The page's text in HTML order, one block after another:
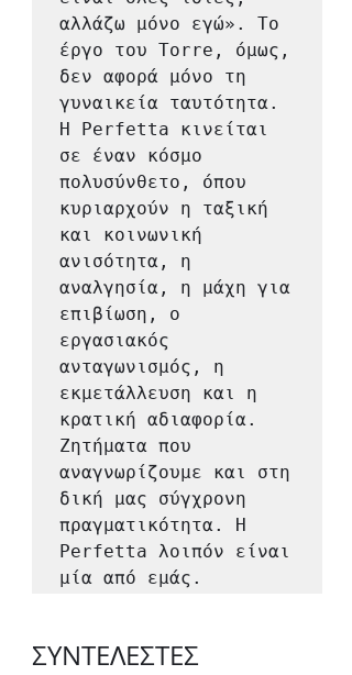
αλλάζω μόνο εγώ». Το
έργο του Torre, όμως,
δεν αφορά μόνο τη
γυναικεία ταυτότητα.
Η Perfetta κινείται
σε έναν κόσμο
πολυσύνθετο, όπου
κυριαρχούν η ταξική
και κοινωνική
ανισότητα, η
αναλγησία, η μάχη για
επιβίωση, ο
εργασιακός
ανταγωνισμός, η
εκμετάλλευση και η
κρατική αδιαφορία.
Ζητήματα που
αναγνωρίζουμε και στη
δική μας σύγχρονη
πραγματικότητα. Η
Perfetta λοιπόν είναι
μία από εμάς.
ΣΥΝΤΕΛΕΣΤΕΣ